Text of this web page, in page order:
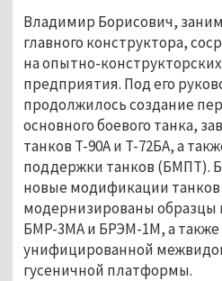
Владимир Борисович,
главного конструктора,
на опытно-
предприятия. Под его
продолжилось создание
основного боевого танка,
танков Т-90А и Т-72БА, а
поддержки танков (БМПТ).
новые модификации танков
модернизированы образцы
БМР-3МА и БРЭМ-1М, а также
унифицированной
гусеничной платформы.